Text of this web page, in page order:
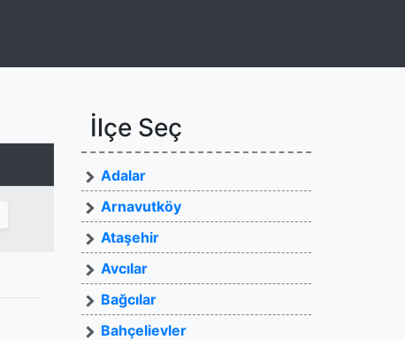
İlçe Seç
Adalar
Arnavutköy
Ataşehir
Avcılar
Bağcılar
Bahçelievler